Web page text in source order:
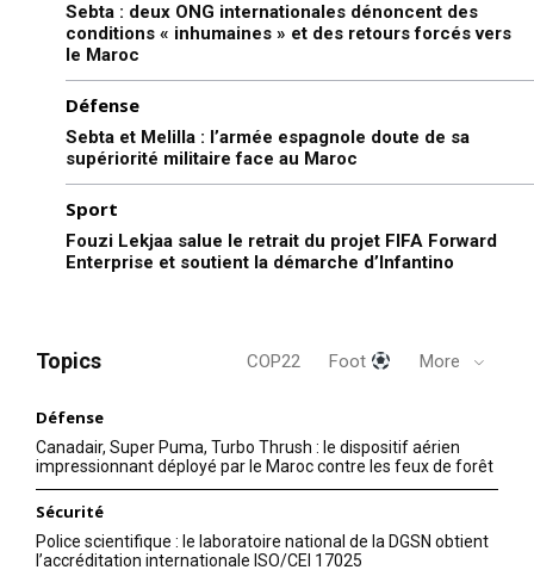
Sebta : deux ONG internationales dénoncent des
conditions « inhumaines » et des retours forcés vers
le Maroc
Défense
Sebta et Melilla : l’armée espagnole doute de sa
supériorité militaire face au Maroc
Sport
Fouzi Lekjaa salue le retrait du projet FIFA Forward
Enterprise et soutient la démarche d’Infantino
Topics COP22 Foot More
Défense
Canadair, Super Puma, Turbo Thrush : le dispositif aérien
impressionnant déployé par le Maroc contre les feux de forêt
Sécurité
Police scientifique : le laboratoire national de la DGSN obtient
l’accréditation internationale ISO/CEI 17025